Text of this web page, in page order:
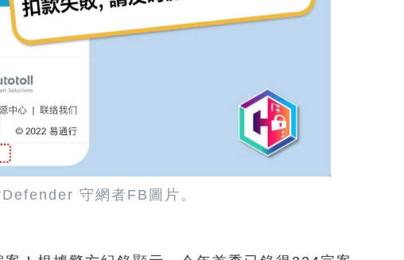
守網者FB圖片。